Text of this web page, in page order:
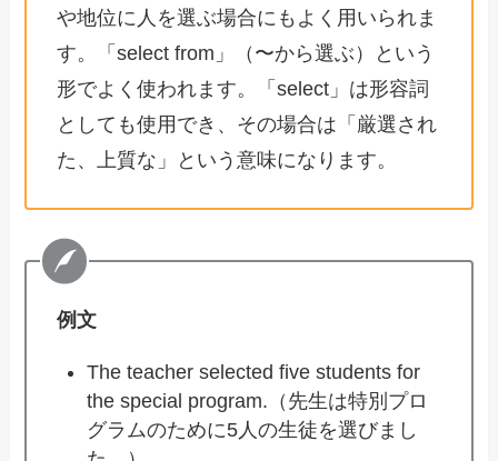
や地位に人を選ぶ場合にもよく用いられま
す。「select from」（〜から選ぶ）という
形でよく使われます。「select」は形容詞
としても使用でき、その場合は「厳選され
た、上質な」という意味になります。
例文
The teacher selected five students for
the special program.（先生は特別プロ
グラムのために5人の生徒を選びまし